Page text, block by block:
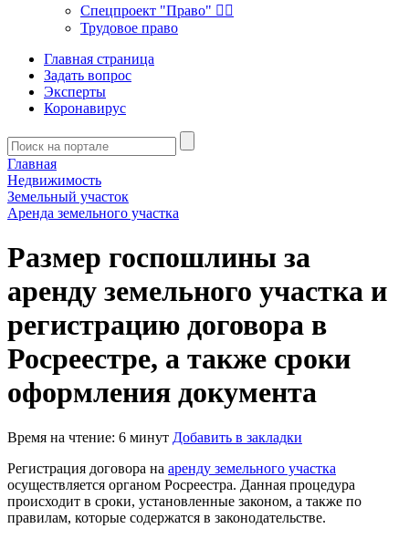
Спецпроект "Право" 👮‍♂️
Трудовое право
Главная страница
Задать вопрос
Эксперты
Коронавирус
Главная
Недвижимость
Земельный участок
Аренда земельного участка
Размер госпошлины за
аренду земельного участка и
регистрацию договора в
Росреестре, а также сроки
оформления документа
Время на чтение: 6 минут Добавить в закладки
Регистрация договора на аренду земельного участка
осуществляется органом Росреестра. Данная процедура
происходит в сроки, установленные законом, а также по
правилам, которые содержатся в законодательстве.